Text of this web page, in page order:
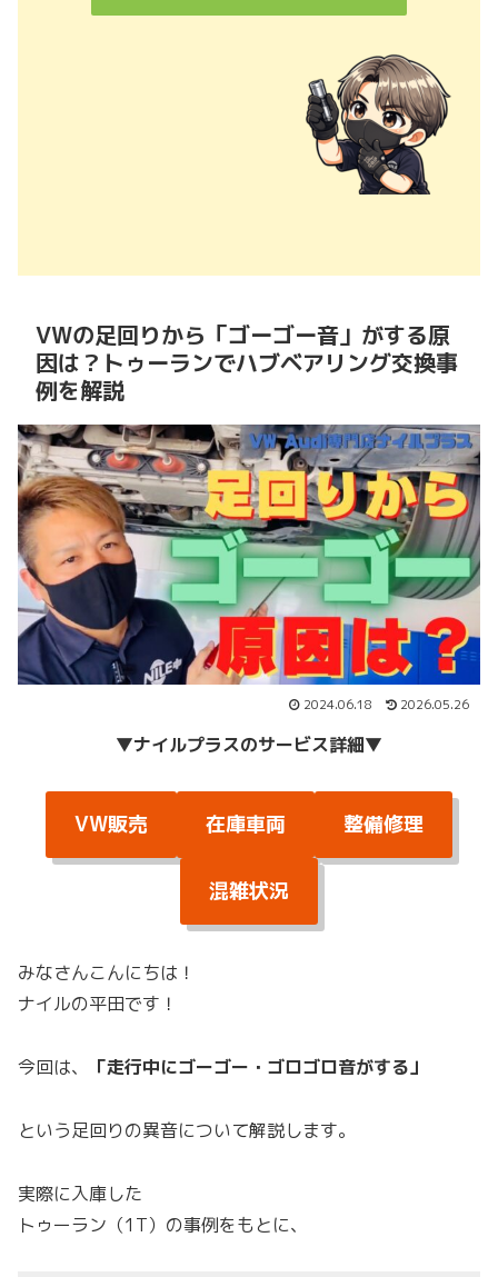
VWの足回りから「ゴーゴー音」がする原
因は？トゥーランでハブベアリング交換事
例を解説
2024.06.18 2026.05.26
▼ナイルプラスのサービス詳細▼
VW販売 在庫車両 整備修理
混雑状況
みなさんこんにちは！
ナイルの平田です！
今回は、 「走行中にゴーゴー・ゴロゴロ音がする」
という足回りの異音について解説します。
実際に入庫した
トゥーラン（1T）の事例をもとに、